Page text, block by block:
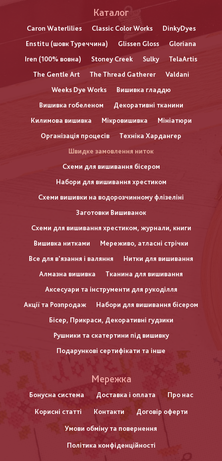
Каталог
Caron Waterlilies Classic Color Works
DinkyDyes
Enstitu (шовк Туреччина)
Glissen Gloss
Gloriana
Iren (100% вовна)
Stoney Creek Sulky
TelaArtis
The Gentle Art
The Thread Gatherer
Valdani
Weeks Dye Works
Вишивка гладдю
Вишивка гобеленом
Декоративні тканини
Килимова вишивка
Мікровишивка
Мініатюри
Організація процесів
Техніка Хардангер
Швидке замовлення ниток
Схеми для вишивання бісером
Набори для вишивання хрестиком
Схеми вишивки на водорозчинному флізеліні
Заготовки Вишиванок
Схеми для вишивання хрестиком, журнали, книги
Вишивка нитками
Мереживо, атласні стрічки
Все для в'язання і валяння
Нитки для вишивання
Алмазна вишивка
Тканина для вишивання
Аксесуари та інструменти для рукоділля
Акції та Розпродаж
Набори для вишивання бісером
Бісер, Прикраси, Декоративні гудзики
Рушники та скатертини під вишивку
Подарункові сертифікати та інше
нижнього
колонтитулу
Мережка
Бонусна система Доставка і оплата Про нас
Корисні статті Контакти Договір оферти
Умови обміну та повернення
Політика конфіденційності